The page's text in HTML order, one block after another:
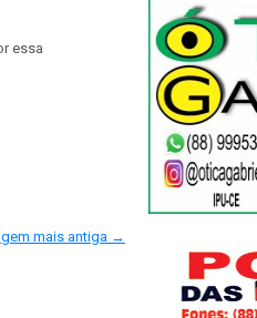
essa
mais antiga →